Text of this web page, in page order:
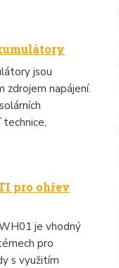
jsou
zdrojem napájení.
technice,
pro ohřev
je vhodný
pro
s využitím